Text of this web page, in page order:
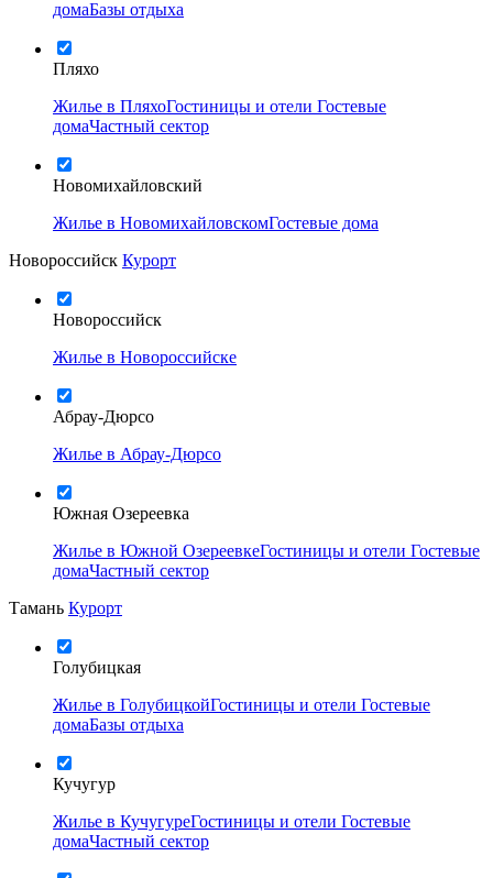
домаБазы отдыха
Пляхо
Жилье в ПляхоГостиницы и отели Гостевые
домаЧастный сектор
Новомихайловский
Жилье в НовомихайловскомГостевые дома
Новороссийск Курорт
Новороссийск
Жилье в Новороссийске
Абрау-Дюрсо
Жилье в Абрау-Дюрсо
Южная Озереевка
Жилье в Южной ОзереевкеГостиницы и отели Гостевые
домаЧастный сектор
Тамань Курорт
Голубицкая
Жилье в ГолубицкойГостиницы и отели Гостевые
домаБазы отдыха
Кучугур
Жилье в КучугуреГостиницы и отели Гостевые
домаЧастный сектор